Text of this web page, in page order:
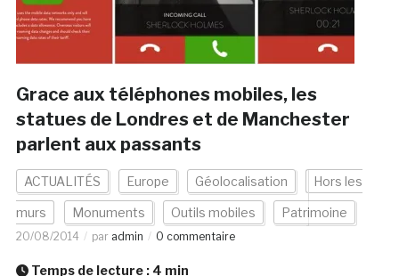
Grace aux téléphones mobiles, les
statues de Londres et de Manchester
parlent aux passants
ACTUALITÉS Europe Géolocalisation Hors les
murs Monuments Outils mobiles Patrimoine
20/08/2014 par admin 0 commentaire
Temps de lecture : 4 min